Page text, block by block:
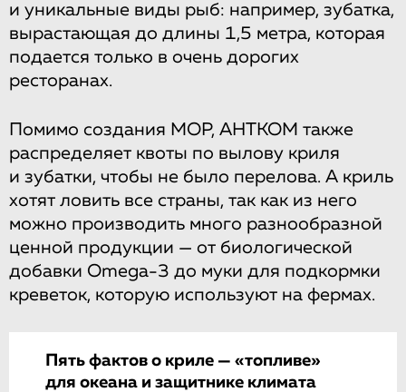
и уникальные виды рыб: например, зубатка,
вырастающая до длины 1,5 метра, которая
подается только в очень дорогих
ресторанах.
Помимо создания МОР, АНТКОМ также
распределяет квоты по вылову криля
и зубатки, чтобы не было перелова. А криль
хотят ловить все страны, так как из него
можно производить много разнообразной
ценной продукции — от биологической
добавки Omega-3 до муки для подкормки
креветок, которую используют на фермах.
Пять фактов о криле — «топливе»
для океана и защитнике климата